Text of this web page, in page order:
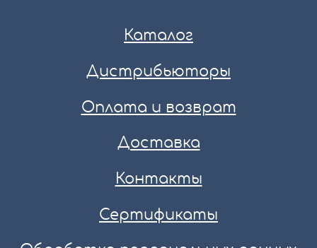
Каталог
Дистрибьюторы
Оплата и возврат
Доставка
Контакты
Сертификаты